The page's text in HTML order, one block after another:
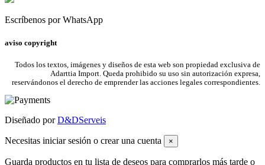
Escríbenos por WhatsApp
aviso copyright
Todos los textos, imágenes y diseños de esta web son propiedad exclusiva de
Adarttia Import. Queda prohibido su uso sin autorización expresa,
reservándonos el derecho de emprender las acciones legales correspondientes.
Diseñado porD&DServeis
Necesitas iniciar sesión o crear una cuenta ×
Guarda productos en tu lista de deseos para comprarlos más tarde o